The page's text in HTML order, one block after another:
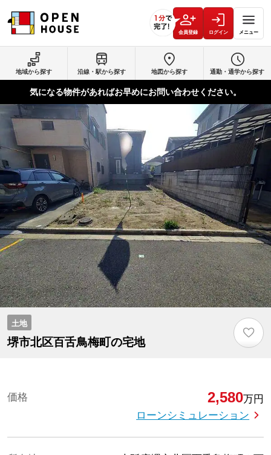
会員登録 ログイン メニュー
地域から探す 沿線・駅から探す 地図から探す 通勤・通学から探す
気になる物件があればお早めにお問い合わせください。
土地
堺市北区百舌鳥梅町の宅地
♡
価格 2,580万円
ローンシミュレーション